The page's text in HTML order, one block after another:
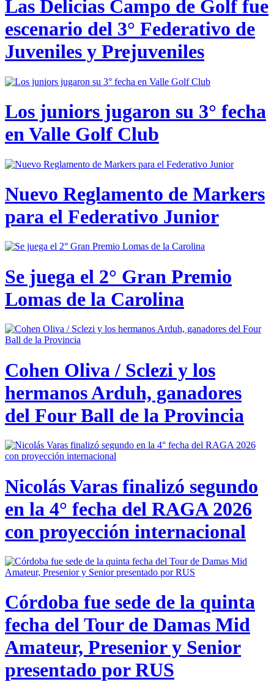
Las Delicias Campo de Golf fue
escenario del 3° Federativo de
Juveniles y Prejuveniles
Los juniors jugaron su 3° fecha
en Valle Golf Club
Nuevo Reglamento de Markers
para el Federativo Junior
Se juega el 2° Gran Premio
Lomas de la Carolina
Cohen Oliva / Sclezi y los
hermanos Arduh, ganadores
del Four Ball de la Provincia
Nicolás Varas finalizó segundo
en la 4° fecha del RAGA 2026
con proyección internacional
Córdoba fue sede de la quinta
fecha del Tour de Damas Mid
Amateur, Presenior y Senior
presentado por RUS